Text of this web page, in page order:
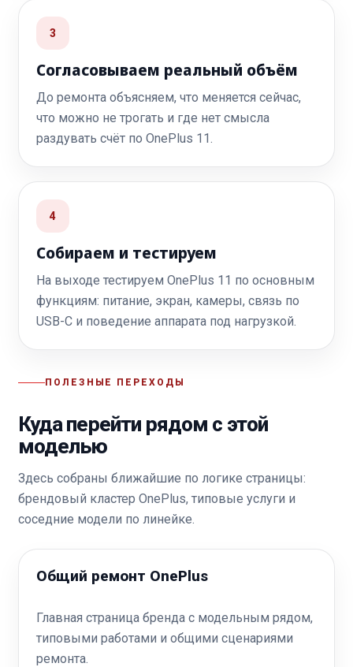
3
Согласовываем реальный объём
До ремонта объясняем, что меняется сейчас,
что можно не трогать и где нет смысла
раздувать счёт по OnePlus 11.
4
Собираем и тестируем
На выходе тестируем OnePlus 11 по основным
функциям: питание, экран, камеры, связь по
USB-C и поведение аппарата под нагрузкой.
ПОЛЕЗНЫЕ ПЕРЕХОДЫ
Куда перейти рядом с этой
моделью
Здесь собраны ближайшие по логике страницы:
брендовый кластер OnePlus, типовые услуги и
соседние модели по линейке.
Общий ремонт OnePlus
Главная страница бренда с модельным рядом,
типовыми работами и общими сценариями
ремонта.